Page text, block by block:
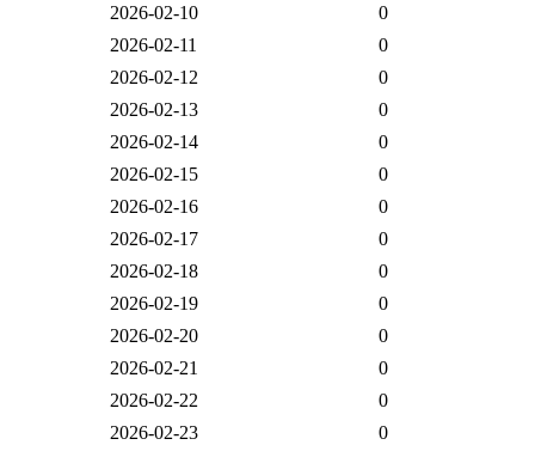
2026-02-10
0
2026-02-11
0
2026-02-12
0
2026-02-13
0
2026-02-14
0
2026-02-15
0
2026-02-16
0
2026-02-17
0
2026-02-18
0
2026-02-19
0
2026-02-20
0
2026-02-21
0
2026-02-22
0
2026-02-23
0